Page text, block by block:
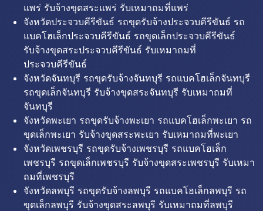
แพร่ รับจ้างขุดสระแพร่ รับเหมาถมที่แพร่
จังหวัดประจวบคีรีขันธ์ รถขุดรับจ้างประจวบคีรีขันธ์ รถ
แบคโฮเล็กประจวบคีรีขันธ์ รถขุดเล็กประจวบคีรีขันธ์
รับจ้างขุดสระประจวบคีรีขันธ์ รับเหมาถมที่
ประจวบคีรีขันธ์
จังหวัดจันทบุรี รถขุดรับจ้างจันทบุรี รถแบคโฮเล็กจันทบุรี
รถขุดเล็กจันทบุรี รับจ้างขุดสระจันทบุรี รับเหมาถมที่
จันทบุรี
จังหวัดพะเยา รถขุดรับจ้างพะเยา รถแบคโฮเล็กพะเยา รถ
ขุดเล็กพะเยา รับจ้างขุดสระพะเยา รับเหมาถมที่พะเยา
จังหวัดเพชรบุรี รถขุดรับจ้างเพชรบุรี รถแบคโฮเล็ก
เพชรบุรี รถขุดเล็กเพชรบุรี รับจ้างขุดสระเพชรบุรี รับเหมา
ถมที่เพชรบุรี
จังหวัดลพบุรี รถขุดรับจ้างลพบุรี รถแบคโฮเล็กลพบุรี รถ
ขุดเล็กลพบุรี รับจ้างขุดสระลพบุรี รับเหมาถมที่ลพบุรี